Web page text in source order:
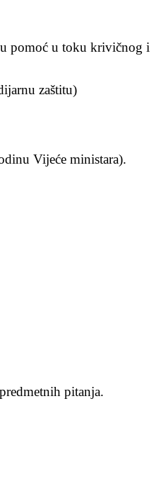
pomoć u toku krivičnog i
zaštitu)
Vijeće ministara).
pitanja.